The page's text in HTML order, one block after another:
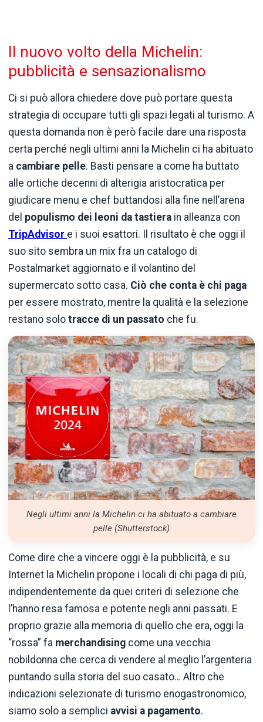
Il nuovo volto della Michelin:
pubblicità e sensazionalismo
Ci si può allora chiedere dove può portare questa
strategia di occupare tutti gli spazi legati al turismo. A
questa domanda non è però facile dare una risposta
certa perché negli ultimi anni la Michelin ci ha abituato
a cambiare pelle. Basti pensare a come ha buttato
alle ortiche decenni di alterigia aristocratica per
giudicare menu e chef buttandosi alla fine nell’arena
del populismo dei leoni da tastiera in alleanza con
TripAdvisor e i suoi esattori. Il risultato è che oggi il
suo sito sembra un mix fra un catalogo di
Postalmarket aggiornato e il volantino del
supermercato sotto casa. Ciò che conta è chi paga
per essere mostrato, mentre la qualità e la selezione
restano solo tracce di un passato che fu.
Negli ultimi anni la Michelin ci ha abituato a cambiare
pelle (Shutterstock)
Come dire che a vincere oggi è la pubblicità, e su
Internet la Michelin propone i locali di chi paga di più,
indipendentemente da quei criteri di selezione che
l’hanno resa famosa e potente negli anni passati. E
proprio grazie alla memoria di quello che era, oggi la
“rossa” fa merchandising come una vecchia
nobildonna che cerca di vendere al meglio l’argenteria
puntando sulla storia del suo casato… Altro che
indicazioni selezionate di turismo enogastronomico,
siamo solo a semplici avvisi a pagamento.